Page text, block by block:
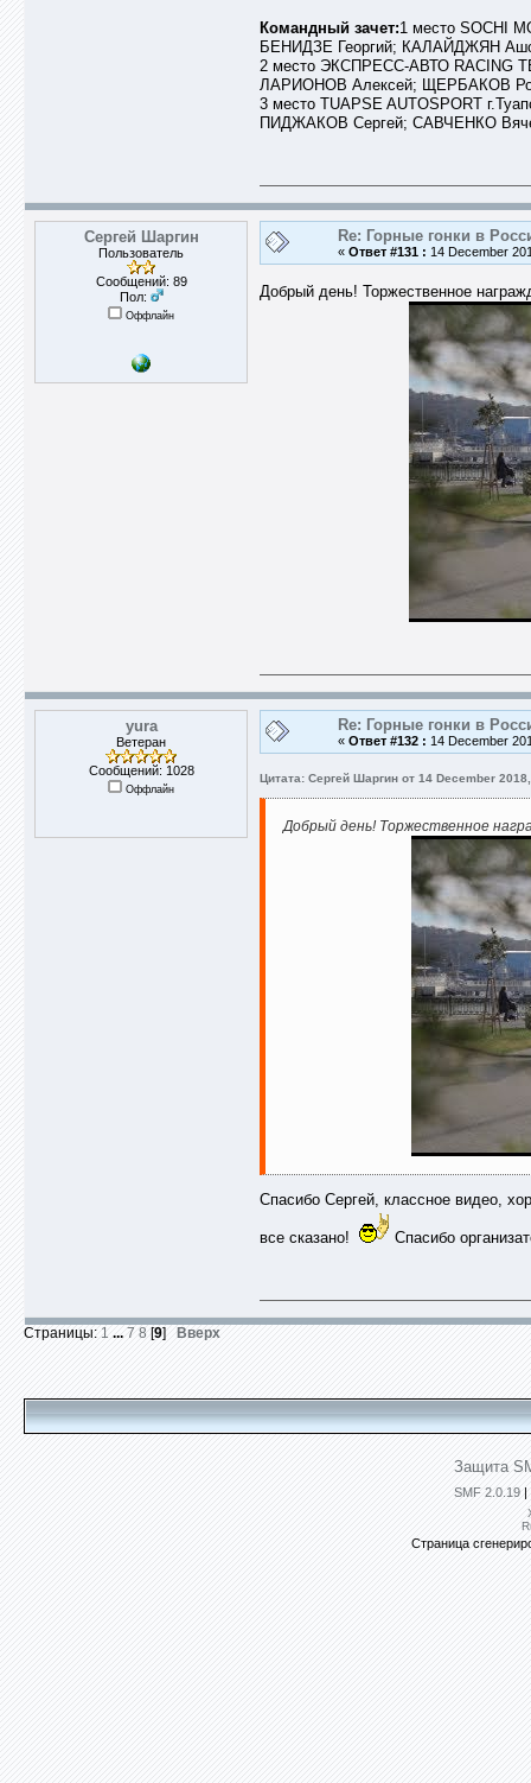
Командный зачет:1 место SOCHI
БЕНИДЗЕ Георгий; КАЛАЙДЖЯН
2 место ЭКСПРЕСС-АВТО RACING
ЛАРИОНОВ Алексей; ЩЕРБАКОВ
3 место TUAPSE AUTOSPORT
ПИДЖАКОВ Сергей; САВЧЕНКО
Сергей Шаргин
Пользователь
Сообщений: 89
Пол:
Оффлайн
Re: Горные гонки в
« Ответ #131 : 14 December
Добрый день! Торжественное
yura
Ветеран
Сообщений: 1028
Оффлайн
Re: Горные гонки в
« Ответ #132 : 14 December
Цитата: Сергей Шаргин от 14 December
Добрый день! Торжественное
Спасибо Сергей, классное видео,
все сказано! Спасибо
Страницы: 1 ... 7 8 [9] Вверх
Защита
SMF 2.0.19 |
Страница